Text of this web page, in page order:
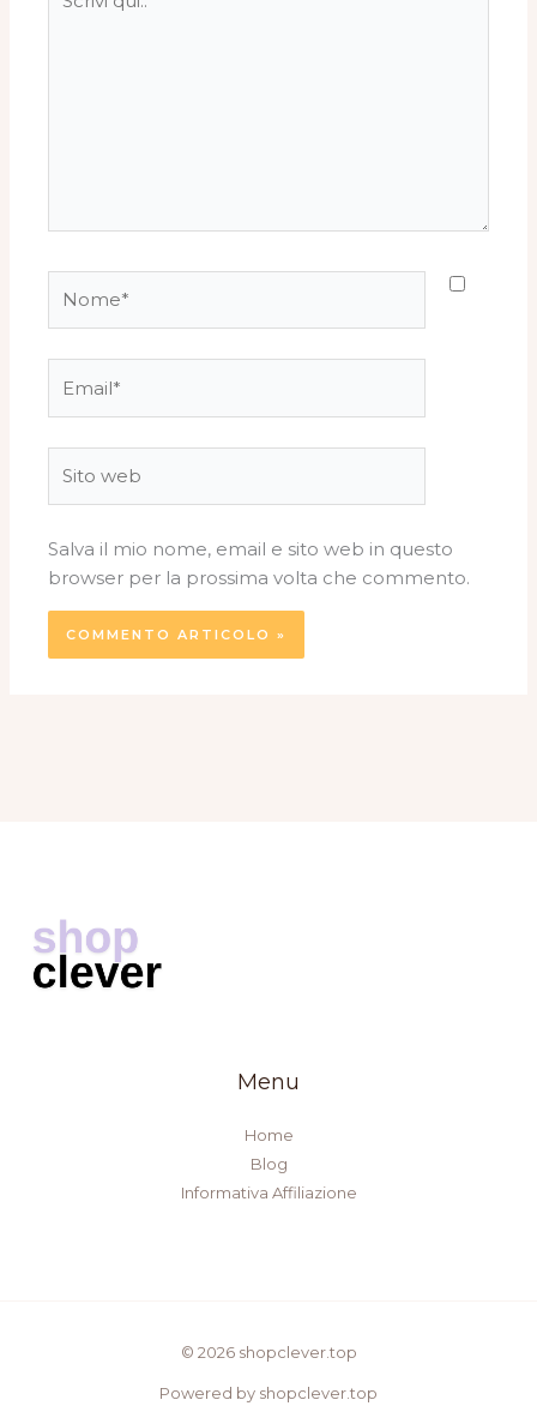
qui..
web
Salva il mio nome, email e sito web in questo
browser per la prossima volta che commento.
Menu
Home
Blog
Informativa Affiliazione
© 2026 shopclever.top
Powered by shopclever.top